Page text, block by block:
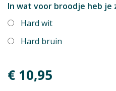
In wat voor broodje heb je
Hard wit
Hard bruin
€ 10,95